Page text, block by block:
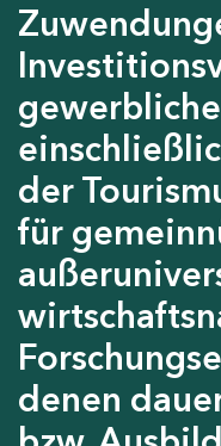
der
für
denen